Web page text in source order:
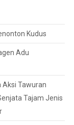
Kudus
Adu
Aksi Tawuran
Tajam Jenis